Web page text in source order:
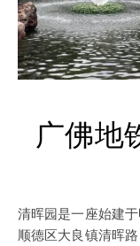
广佛地
清晖园是一座始建于明代的古代园林建筑，位于广东省佛山市
顺德区大良镇清晖